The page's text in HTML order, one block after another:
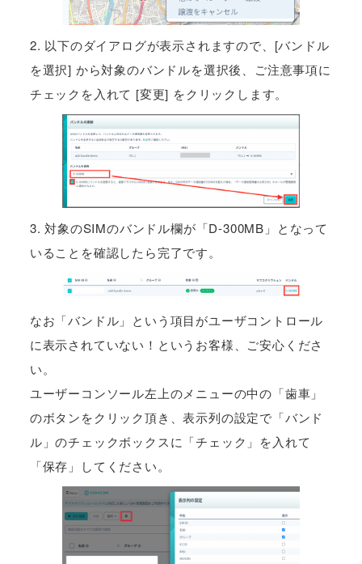
2. 以下のダイアログが表示されますので、[バンドル
を選択] から対象のバンドルを選択後、ご注意事項に
チェックを入れて [変更] をクリックします。
3. 対象のSIMのバンドル欄が「D-300MB」となって
いることを確認したら完了です。
なお「バンドル」という項目がユーザコントロール
に表示されていない！というお客様、ご安心くださ
い。
ユーザーコンソール左上のメニューの中の「歯車」
のボタンをクリック頂き、表示列の設定で「バンド
ル」のチェックボックスに「チェック」を入れて
「保存」してください。